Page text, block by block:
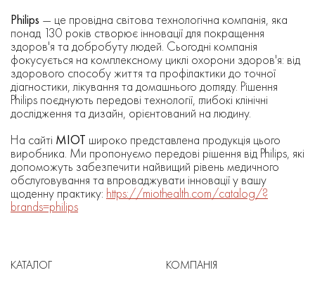
Philips — це провідна світова технологічна компанія, яка
понад 130 років створює інновації для покращення
здоров'я та добробуту людей. Сьогодні компанія
фокусується на комплексному циклі охорони здоров'я: від
здорового способу життя та профілактики до точної
діагностики, лікування та домашнього догляду. Рішення
Philips поєднують передові технології, глибокі клінічні
дослідження та дизайн, орієнтований на людину.
На сайті МІОТ широко представлена продукція цього
виробника. Ми пропонуємо передові рішення від Philips, які
допоможуть забезпечити найвищий рівень медичного
обслуговування та впроваджувати інновації у вашу
щоденну практику: https://miothealth.com/catalog/?
brands=philips
КАТАЛОГ
КОМПАНІЯ